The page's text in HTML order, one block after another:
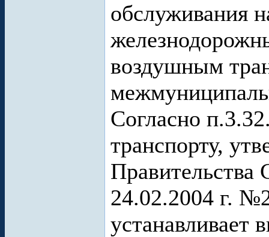
обслуживания
воздушным
Согласно
транспорту,
Правительства
24.02.2004 г.
устанавливает